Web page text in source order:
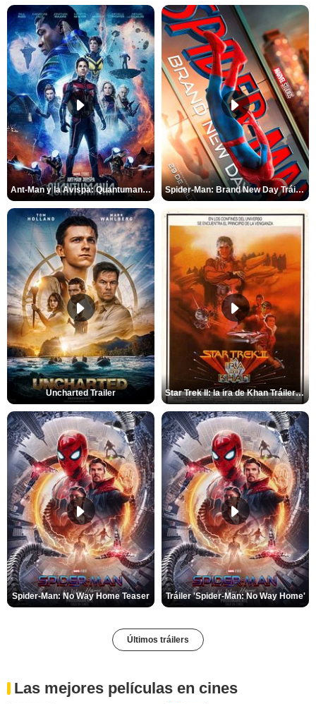
Ant-Man y la Avispa: Quantumanía Tráiler (2) Spider-Man: Brand New Day Tráiler (3)
Uncharted Trailer Star Trek II: la ira de Khan Tráiler VO
Spider-Man: No Way Home Teaser Tráiler 'Spider-Man: No Way Home'
Últimos tráilers
Las mejores películas en cines